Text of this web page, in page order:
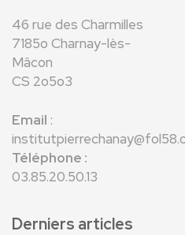
46 rue des Charmilles
7185o Charnay-lès-
Mâcon
CS 2o5o3
Email :
Téléphone :
03.85.20.50.13
Derniers articles